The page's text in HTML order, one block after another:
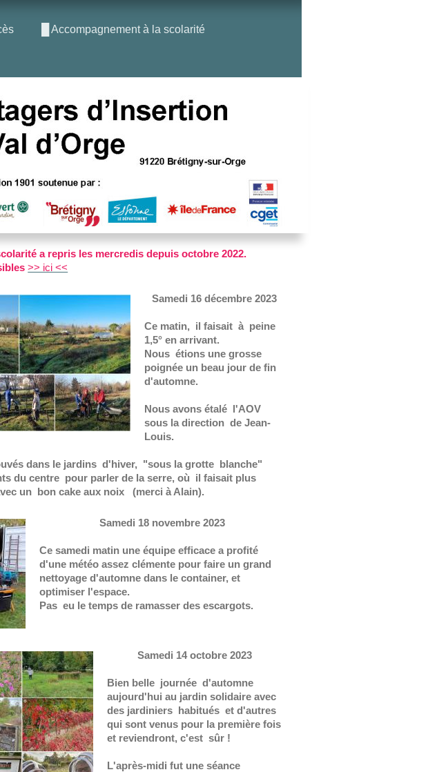
█ Accompagnement à la scolarité
a repris les mercredis depuis octobre 2022.
>> ici <<
Samedi 16 décembre 2023
Ce matin, il faisait à peine
1,5° en arrivant.
Nous étions une grosse
poignée un beau jour de fin
d'automne.
Nous avons étalé l'AOV
sous la direction de Jean-
Louis.
dans le jardins d'hiver, "sous la grotte blanche"
du centre pour parler de la serre, où il faisait plus
un bon cake aux noix (merci à Alain).
Samedi 18 novembre 2023
Ce samedi matin une équipe efficace a profité
d'une météo assez clémente pour faire un grand
nettoyage d'automne dans le container, et
optimiser l'espace.
Pas eu le temps de ramasser des escargots.
Samedi 14 octobre 2023
Bien belle journée d'automne
aujourd'hui au jardin solidaire avec
des jardiniers habitués et d'autres
qui sont venus pour la première fois
et reviendront, c'est sûr !
L'après-midi fut une séance